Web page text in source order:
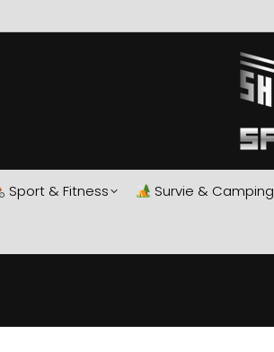
Sport & Fitness Survie & Camping